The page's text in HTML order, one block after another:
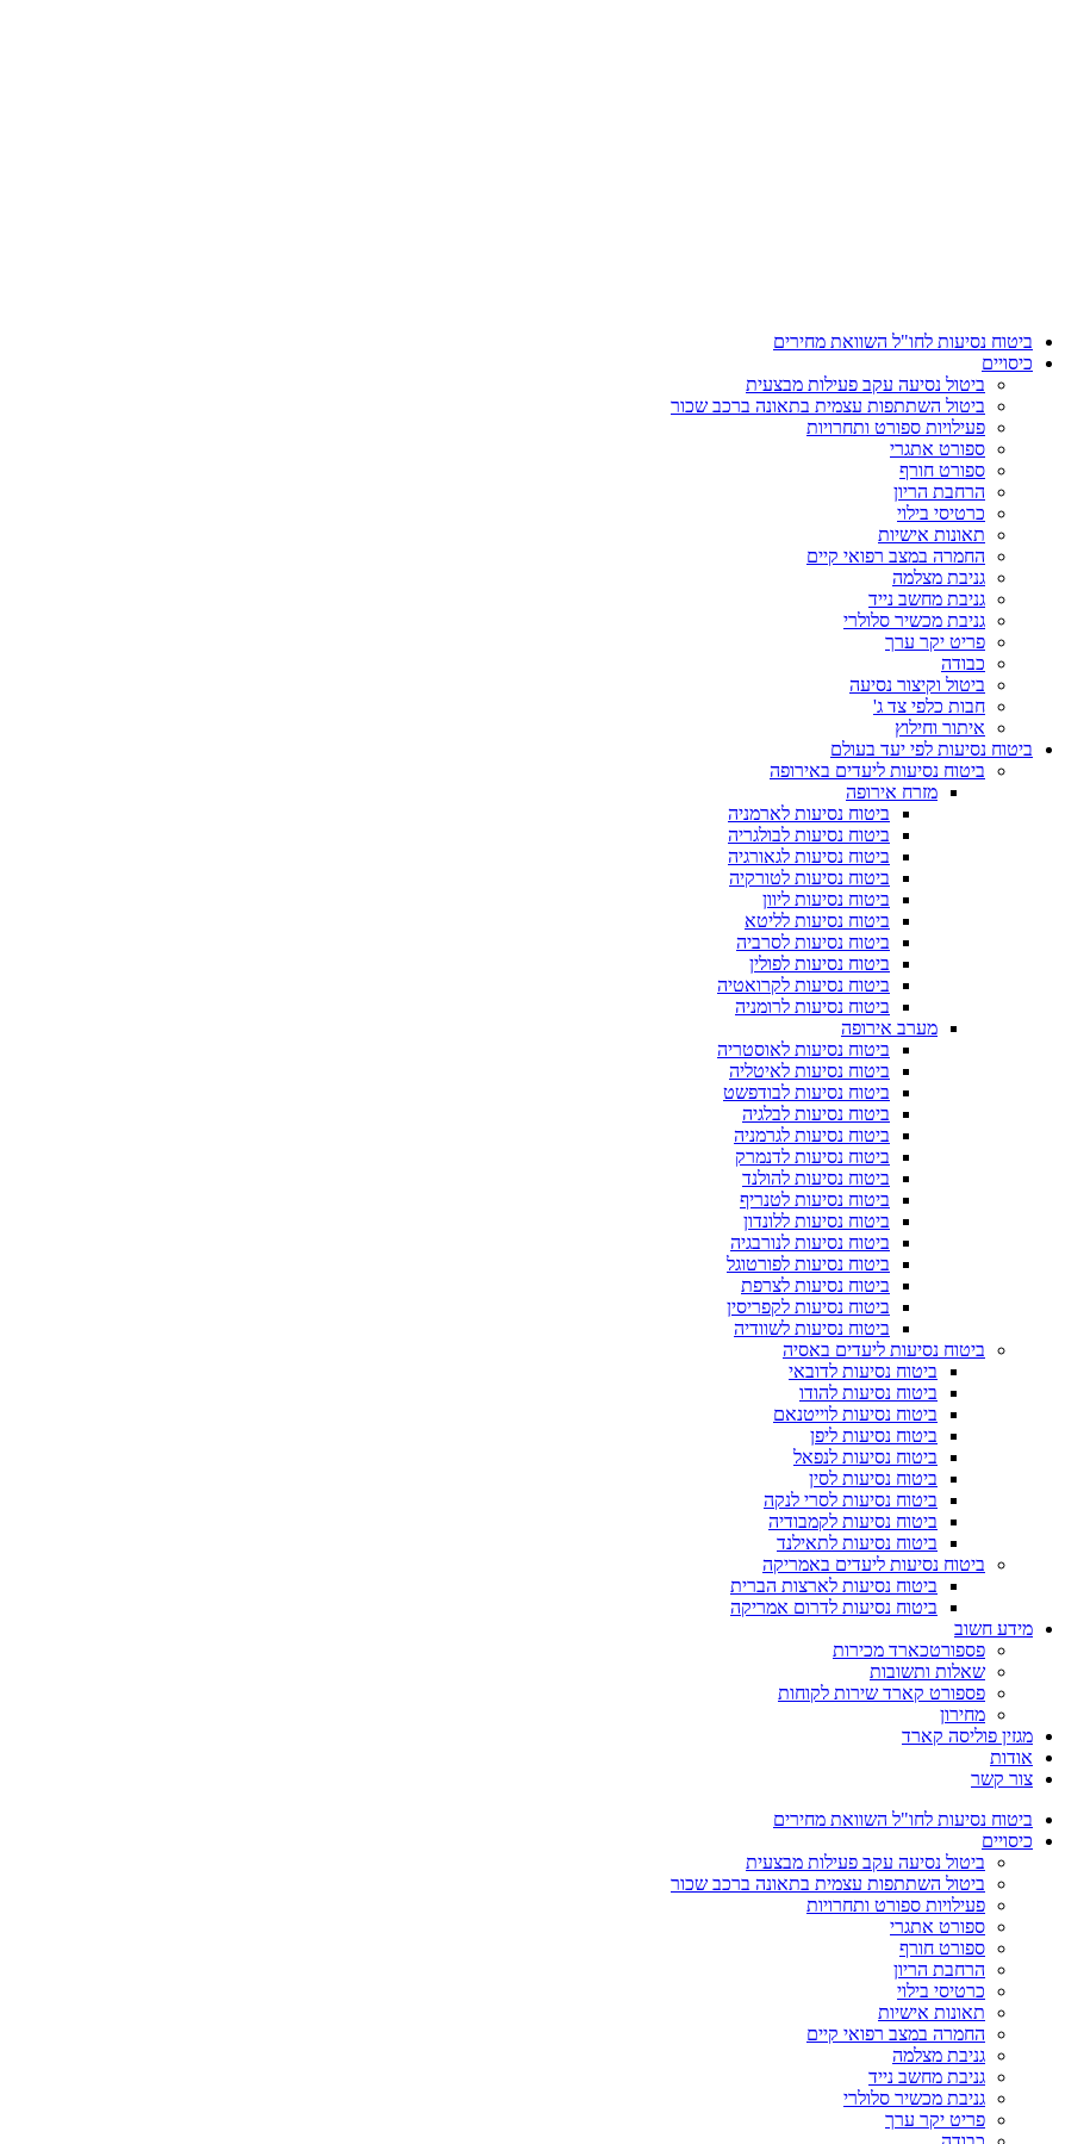
ביטוח נסיעות לחו"ל השוואת מחירים
כיסויים
ביטול נסיעה עקב פעילות מבצעית
ביטול השתתפות עצמית בתאונה ברכב שכור
פעילויות ספורט ותחרויות
ספורט אתגרי
ספורט חורף
הרחבת הריון
כרטיסי בילוי
תאונות אישיות
החמרה במצב רפואי קיים
גניבת מצלמה
גניבת מחשב נייד
גניבת מכשיר סלולרי
פריט יקר ערך
כבודה
ביטול וקיצור נסיעה
חבות כלפי צד ג'
איתור וחילוץ
ביטוח נסיעות לפי יעד בעולם
ביטוח נסיעות ליעדים באירופה
מזרח אירופה
ביטוח נסיעות לארמניה
ביטוח נסיעות לבולגריה
ביטוח נסיעות לגאורגיה
ביטוח נסיעות לטורקיה
ביטוח נסיעות ליוון
ביטוח נסיעות לליטא
ביטוח נסיעות לסרביה
ביטוח נסיעות לפולין
ביטוח נסיעות לקרואטיה
ביטוח נסיעות לרומניה
מערב אירופה
ביטוח נסיעות לאוסטריה
ביטוח נסיעות לאיטליה
ביטוח נסיעות לבודפשט
ביטוח נסיעות לבלגיה
ביטוח נסיעות לגרמניה
ביטוח נסיעות לדנמרק
ביטוח נסיעות להולנד
ביטוח נסיעות לטנריף
ביטוח נסיעות ללונדון
ביטוח נסיעות לנורבגיה
ביטוח נסיעות לפורטוגל
ביטוח נסיעות לצרפת
ביטוח נסיעות לקפריסין
ביטוח נסיעות לשוודיה
ביטוח נסיעות ליעדים באסיה
ביטוח נסיעות לדובאי
ביטוח נסיעות להודו
ביטוח נסיעות לוייטנאם
ביטוח נסיעות ליפן
ביטוח נסיעות לנפאל
ביטוח נסיעות לסין
ביטוח נסיעות לסרי לנקה
ביטוח נסיעות לקמבודיה
ביטוח נסיעות לתאילנד
ביטוח נסיעות ליעדים באמריקה
ביטוח נסיעות לארצות הברית
ביטוח נסיעות לדרום אמריקה
מידע חשוב
פספורטכארד מכירות
שאלות ותשובות
פספורט קארד שירות לקוחות
מחירון
מגזין פוליסה קארד
אודות
צור קשר
ביטוח נסיעות לחו"ל השוואת מחירים
כיסויים
ביטול נסיעה עקב פעילות מבצעית
ביטול השתתפות עצמית בתאונה ברכב שכור
פעילויות ספורט ותחרויות
ספורט אתגרי
ספורט חורף
הרחבת הריון
כרטיסי בילוי
תאונות אישיות
החמרה במצב רפואי קיים
גניבת מצלמה
גניבת מחשב נייד
גניבת מכשיר סלולרי
פריט יקר ערך